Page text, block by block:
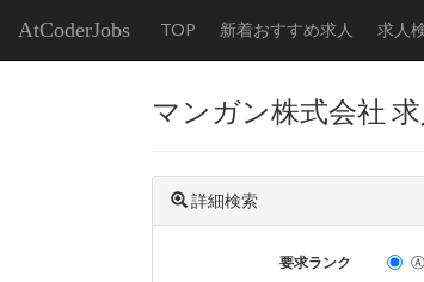
AtCoderJobs TOP 新着おすすめ求人 求人
マンガン株式会社
詳細検索
要求ランク